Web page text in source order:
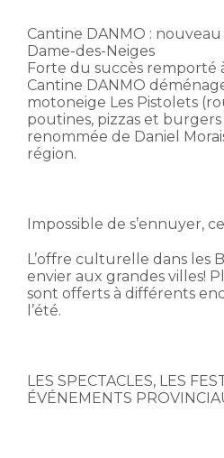
Cantine DANMO :
Dame-des-Neiges
Forte du succès remporté
Cantine DANMO
motoneige Les Pistolets
poutines, pizzas et
renommée de Daniel
région.
Impossible de s’ennuyer,
L’offre culturelle dans les
envier aux grandes villes!
sont offerts à différents
l’été.
LES SPECTACLES, LES
ÉVÉNEMENTS